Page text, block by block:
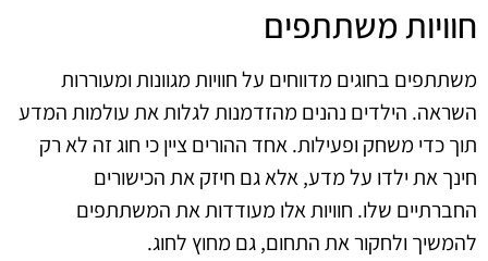
חוויות משתתפים
משתתפים בחוגים מדווחים על חוויות מגוונות ומעוררות
השראה. הילדים נהנים מהזדמנות לגלות את עולמות המדע
תוך כדי משחק ופעילות. אחד ההורים ציין כי חוג זה לא רק
חינך את ילדו על מדע, אלא גם חיזק את הכישורים
החברתיים שלו. חוויות אלו מעודדות את המשתתפים
להמשיך ולחקור את התחום, גם מחוץ לחוג.